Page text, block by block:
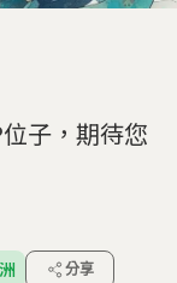
子，期待您
分享